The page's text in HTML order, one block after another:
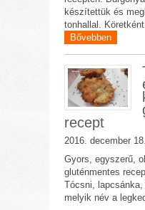
készítettük és
tonhallal.
Bővebben
recept
2016. december 18.
Gyors, egyszerű,
gluténmentes
Tócsni,
melyik név a